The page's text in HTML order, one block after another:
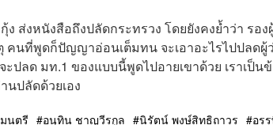
ส่งหนังสือถึงปลัดกระทรวง โดยยังคงย้ำว่า รอ
คนที่พูดก็ปัญญาอ่อนเต็มทน จะเอาอะไรไปปลด
ะปลด มท.1 ของแบบนี้พูดไปอายเขาด้วย เราเป็
นปลัดด้วยเอง
นตรี อนุทิน ชาญวีรกูล นิรัตน์ พงษ์สิทธิถาวร อร